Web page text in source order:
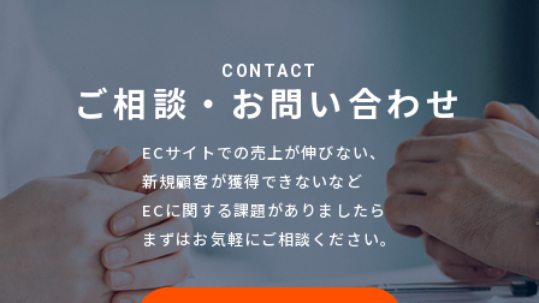
CONTACT
ご相談・お問い合わせ
ECサイトでの売上が伸びない、
新規顧客が獲得できないなど
ECに関する課題がありましたら
まずはお気軽にご相談ください。